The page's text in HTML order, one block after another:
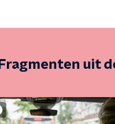
Fragmenten uit